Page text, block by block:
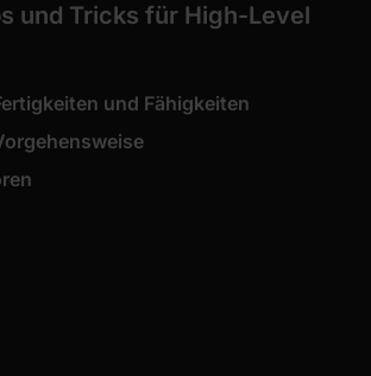
und Tricks für High-Level
und Fähigkeiten